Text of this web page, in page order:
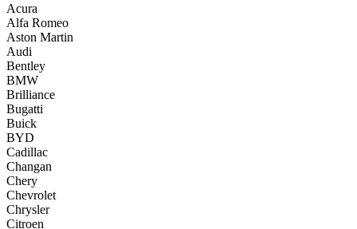
Acura
Alfa Romeo
Aston Martin
Audi
Bentley
BMW
Brilliance
Bugatti
Buick
BYD
Cadillac
Changan
Chery
Chevrolet
Chrysler
Citroen